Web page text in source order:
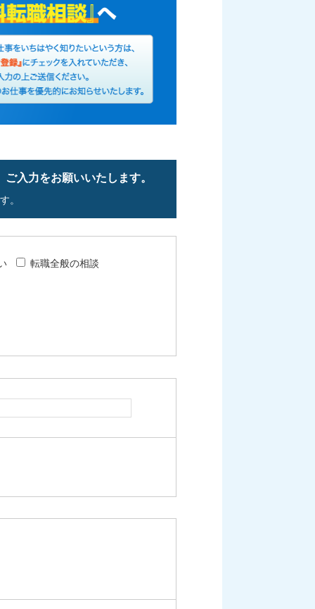
入力をお願いいたします。
。
転職全般の相談